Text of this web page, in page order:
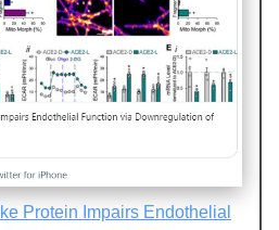
Protein Impairs Endothelial